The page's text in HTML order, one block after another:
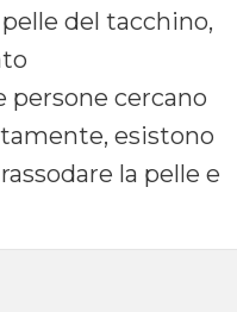
del tacchino,
persone cercano
esistono
la pelle e